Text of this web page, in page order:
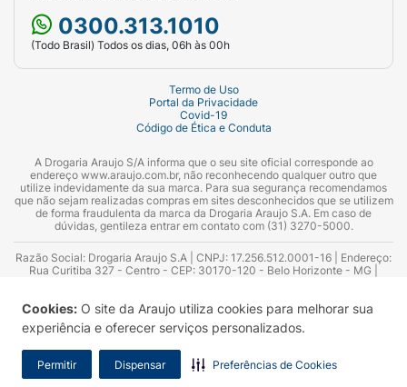
Cookies: O site da Araujo utiliza cookies para melhorar sua
experiência e oferecer serviços personalizados.
Permitir Dispensar Preferências de Cookies
0300.313.1010
(Todo Brasil) Todos os dias, 06h às 00h
Termo de Uso
Portal da Privacidade
Covid-19
Código de Ética e Conduta
A Drogaria Araujo S/A informa que o seu site oficial corresponde ao
endereço www.araujo.com.br, não reconhecendo qualquer outro que
utilize indevidamente da sua marca. Para sua segurança recomendamos
que não sejam realizadas compras em sites desconhecidos que se utilizem
de forma fraudulenta da marca da Drogaria Araujo S.A. Em caso de
dúvidas, gentileza entrar em contato com (31) 3270-5000.
Razão Social: Drogaria Araujo S.A | CNPJ: 17.256.512.0001-16 | Endereço:
Rua Curitiba 327 - Centro - CEP: 30170-120 - Belo Horizonte - MG |
Azevedo Guimarães – CRF 10.965 | Yasmin Silva Alvarenga – CRF 52.584 -
Consultor substituto: Thiago Aguiar Pinheiro - CRF Nº 13.748. Alvará
Sanitário: 2025020713 | Autorização de Funcionamento da Empresa (AFE):